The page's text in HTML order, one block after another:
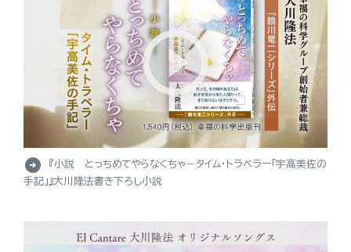
arrow_circle_right
『小説 とっちめてやらなくちゃ－タイム・トラベラー「宇高美佐の
手記」』大川隆法書き下ろし小説